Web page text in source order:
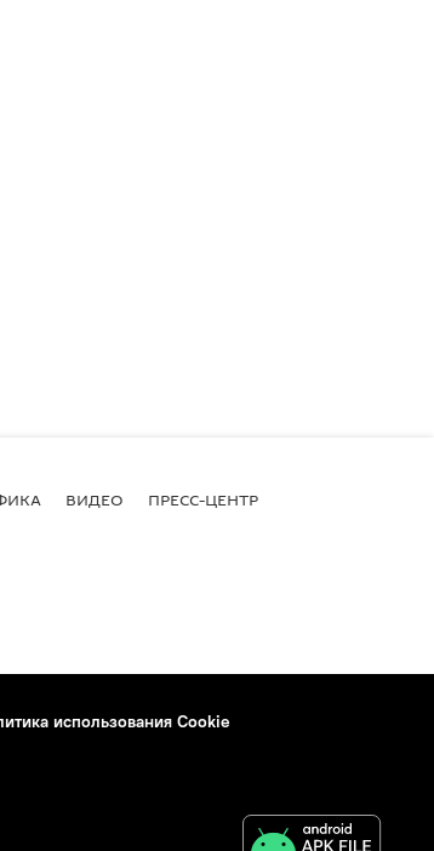
ВИДЕО ПРЕСС-ЦЕНТР
использования Cookie